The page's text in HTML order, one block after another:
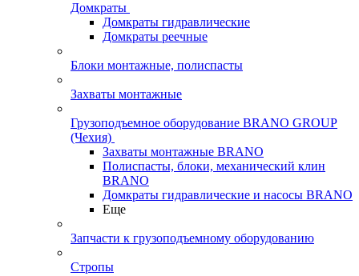
Домкраты
Домкраты гидравлические
Домкраты реечные
Блоки монтажные, полиспасты
Захваты монтажные
Грузоподъемное оборудование BRANO GROUP
(Чехия)
Захваты монтажные BRANO
Полиспасты, блоки, механический клин
BRANO
Домкраты гидравлические и насосы BRANO
Еще
Запчасти к грузоподъемному оборудованию
Стропы